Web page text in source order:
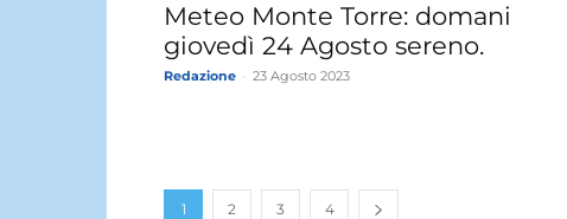
Meteo Monte Torre: domani
giovedì 24 Agosto sereno.
Redazione 23 Agosto 2023
1 2 3 4